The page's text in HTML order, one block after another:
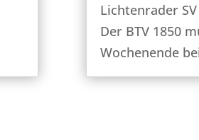
Lichtenrader
Der BTV 1850
Wochenende